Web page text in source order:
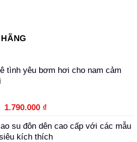
tình yêu bơm hơi cho nam cảm
Giá
là:
2.550.000 ₫.
1.790.000 ₫
tại
là:
su đôn dên cao cấp với các mẫu
kích thích